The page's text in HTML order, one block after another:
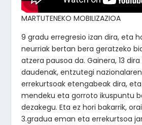
MARTUTENEKO MOBILIZAZIOA
9 gradu erregresio izan dira, eta
neurriak bertan bera geratzeko
atzera pausoa da. Gainera, 13
daudenak, entzutegi
errekurtsoak etengabeak dira,
mendeku eta gorroto ikuspuntu
dezakegu. Eta ez hori bakarrik,
3.gradua eman eta errekurtsoa